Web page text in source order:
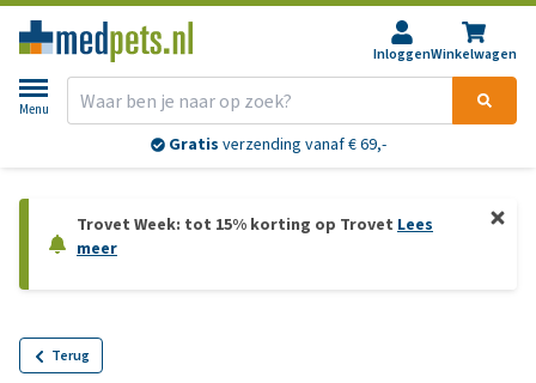
InloggenWinkelwagen
Menu
Gratis verzending vanaf € 69,-
Trovet Week: tot 15% korting op Trovet Lees
meer
Terug